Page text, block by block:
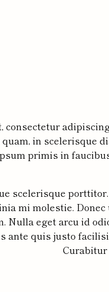
consectetur
in scelerisque
primis in
scelerisque
mi molestie.
Nulla eget arcu id
ante quis justo
Curabitur